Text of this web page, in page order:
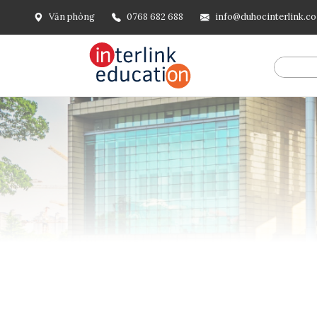
Văn phòng 0768 682 688
@include('frontend.layouts.schema-org', [ 'type' =>
url('/'), ], [ '@type' => 'ListItem', 'position' => 2, 'name' =>
=> url()->current(), ], ], ], ])